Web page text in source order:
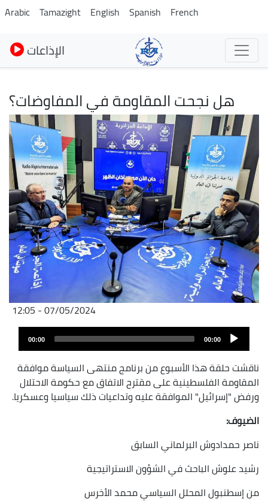
Pasar
al
contenido
principal
Arabic Tamazight English Spanish French
الإذاعات
هل نجحت المقاومة في المفاوضات؟
Imagen
07/05/2024 - 12:05
00:00
00:00
ناقشت حلقة هذا الأسبوع من برنامج منتهى السياسة موافقة
المقاومة الفلسطينية على مقترح الاتفاق مع حكومة الاحتلال
ورفض "إسرائيل" الموافقة عليه وتداعيات ذلك سياسيا وعسكريا.
الضيوف:
ناصر حمدادوش البرلماني السابق
رشيد علوش الباحث في الشؤون الاستراتيجية
من إسطنبول المحلل السياسي محمد الأخرس